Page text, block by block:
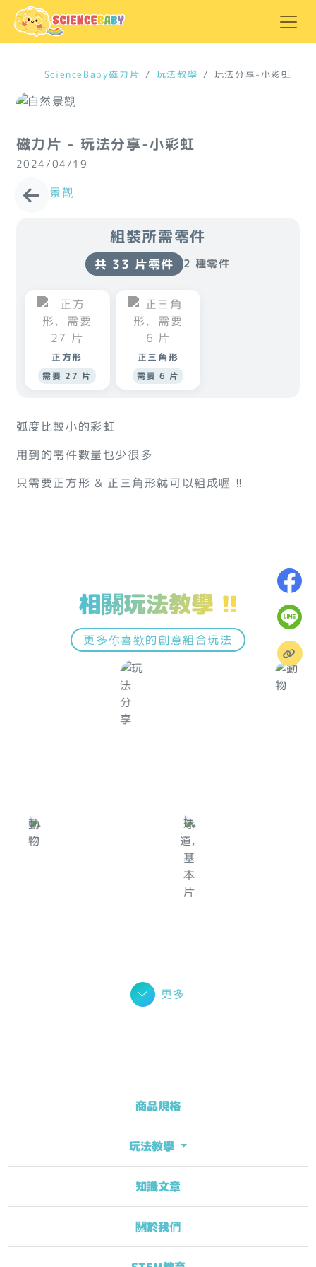
ScienceBaby磁力片 玩法教學 玩法分享-小彩虹
磁力片 - 玩法分享-小彩虹
2024/04/19
#自然景觀
組裝所需零件
共 33 片零件 2 種零件
正方形
需要 27 片
正三角形
需要 6 片
弧度比較小的彩虹
用到的零件數量也少很多
只需要正方形 & 正三角形就可以組成喔 !!
相關玩法教學 !!
更多你喜歡的創意組合玩法
更多
商品規格
玩法教學
知識文章
關於我們